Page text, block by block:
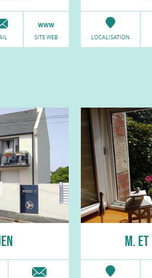
SITE WEB LOCALISATION
M.